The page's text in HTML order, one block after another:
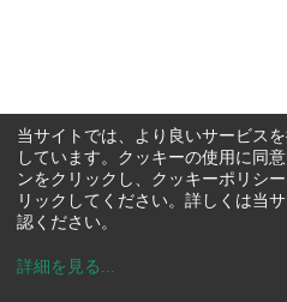
当サイトでは、より良いサービス
しています。クッキーの使用に同
ンをクリックし、クッキーポリシ
リックしてください。詳しくは当
認ください。
詳細を見る ...